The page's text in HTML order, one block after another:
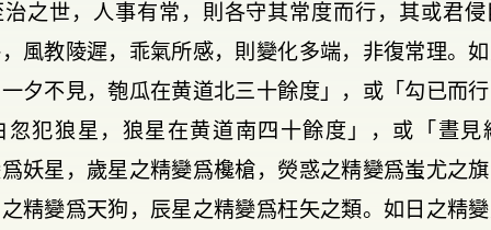
之世，人事有常，則各守其常度而行，其或君
風教陵遲，乖氣所感，則變化多端，非復常理。
夕不見，匏瓜在黄道北三十餘度」，或「勾已而
忽犯狼星，狼星在黄道南四十餘度」，或「晝見
妖星，歲星之精變爲欃槍，熒惑之精變爲蚩尤之
精變爲天狗，辰星之精變爲枉矢之類。如日之精